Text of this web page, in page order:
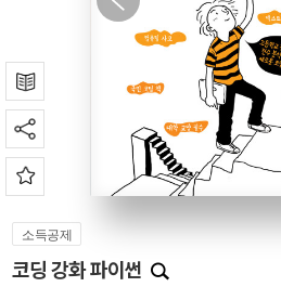
소득공제
코딩 강화 파이썬